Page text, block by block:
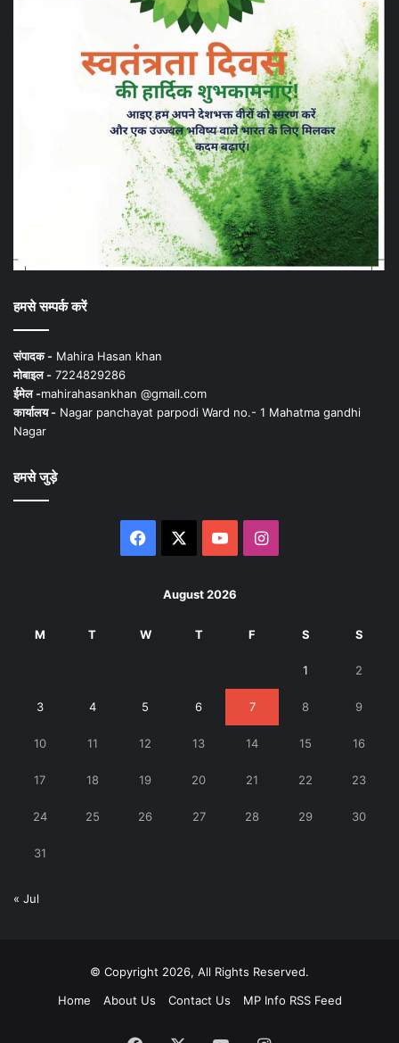
हमसे सम्पर्क करें
संपादक - Mahira Hasan khan
मोबाइल - 7224829286
ईमेल -mahirahasankhan @gmail.com
कार्यालय - Nagar panchayat parpodi Ward no.- 1 Mahatma gandhi
Nagar
हमसे जुड़े
Facebook YouTubeInstagram
August 2026
M T W T F S S
1 2
3 4 5 6 7 8 9
10 11 12 13 14 15 16
17 18 19 20 21 22 23
24 25 26 27 28 29 30
31
« Jul
© Copyright 2026, All Rights Reserved.
Home
About Us Contact Us MP Info RSS Feed